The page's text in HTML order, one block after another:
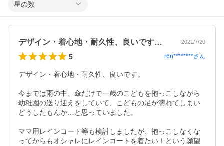
星の数
デザイン・着心地・耐久性、良いです。今… 2021/7/20
5 r6n********さん
デザイン・着心地・耐久性、良いです。
今までは雨の中、傘だけで一歳のこどもを抱っこしながら
幼稚園の送り迎えをしていて、こどもの足が濡れてしまい
どうしたもんか…と思っていました。
ママ用レインコート等も検討しましたが、抱っこしなくな
ってからもオシャレにレインコートを着たい！という願望